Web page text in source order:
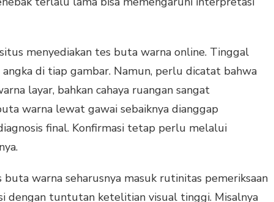
menyediakan tes buta warna online. Tinggal
di tiap gambar. Namun, perlu dicatat bahwa
layar, bahkan cahaya ruangan sangat
warna lewat gawai sebaiknya dianggap
final. Konfirmasi tetap perlu melalui
warna seharusnya masuk rutinitas pemeriksaan
dengan tuntutan ketelitian visual tinggi. Misalnya